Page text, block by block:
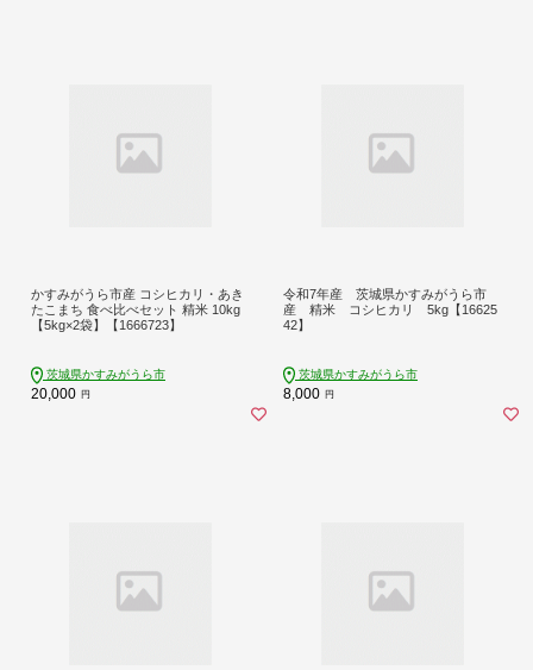
かすみがうら市産 コシヒカリ・あき
たこまち 食べ比べセット 精米 10kg
【5kg×2袋】【1666723】
茨城県かすみがうら市
20,000 円
令和7年産 茨城県かすみがうら市
産 精米 コシヒカリ 5kg【16625
42】
茨城県かすみがうら市
8,000 円